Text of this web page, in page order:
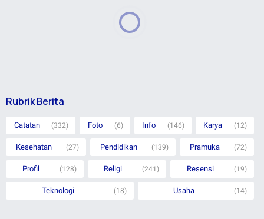
Rubrik Berita
Catatan (332) Foto (6) Info (146) Karya (12)
Kesehatan (27) Pendidikan (139) Pramuka (72)
Profil (128) Religi (241) Resensi (19)
Teknologi (18) Usaha (14)